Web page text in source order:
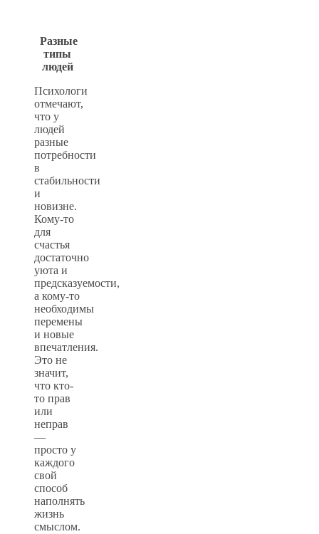
Разные
типы
людей
Психологи
отмечают,
что у
людей
разные
потребности
в
стабильности
и
новизне.
Кому-то
для
счастья
достаточно
уюта и
предсказуемости,
а кому-то
необходимы
перемены
и новые
впечатления.
Это не
значит,
что кто-
то прав
или
неправ
—
просто у
каждого
свой
способ
наполнять
жизнь
смыслом.